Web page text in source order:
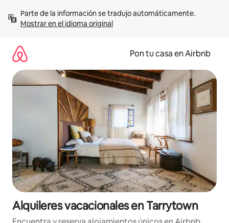
contenidoMostrar en el idioma original
Pon tu casa en Airbnb
Alquileres vacacionales en Tarrytown